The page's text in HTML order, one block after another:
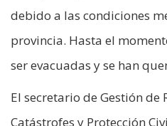
debido a las condiciones
provincia. Hasta el
ser evacuadas y se han
El secretario de Gestión de
Catástrofes y Protección